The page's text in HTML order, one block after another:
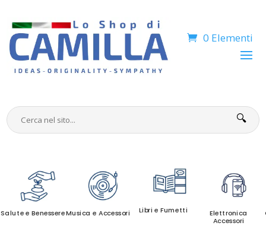
0 Elementi
🔍
Salute e BenessereMusica e Accessori Libri e Fumetti
Elettronica
Accessori